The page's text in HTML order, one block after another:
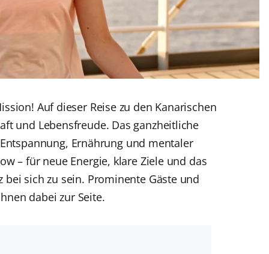
Auf dieser Reise zu den Kanarischen
und Lebensfreude. Das ganzheitliche
Ernährung und mentaler
– für neue Energie, klare Ziele und das
sich zu sein. Prominente Gäste und
dabei zur Seite.